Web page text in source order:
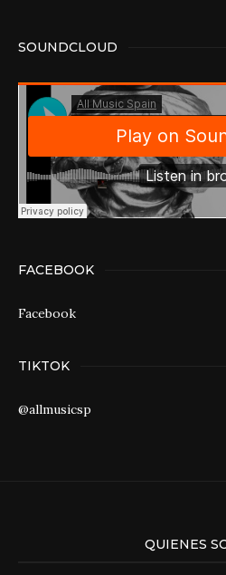
SOUNDCLOUD
FACEBOOK
Facebook
TIKTOK
@allmusicsp
QUIENES